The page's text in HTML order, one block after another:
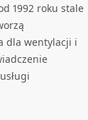
1992 roku stale
dla wentylacji i